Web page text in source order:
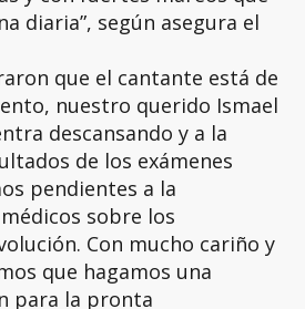
diaria”, según asegura el
que el cantante está de
nuestro querido Ismael
descansando y a la
de los exámenes
pendientes a la
sobre los
Con mucho cariño y
que hagamos una
para la pronta